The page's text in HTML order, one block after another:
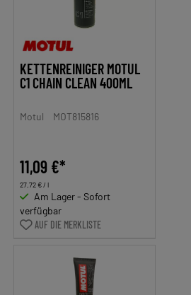
KETTENREINIGER MOTUL
C1 CHAIN CLEAN 400ML
Motul MOT815816
11,09 €*
27,72 € / l
Am Lager - Sofort
verfügbar
AUF DIE MERKLISTE